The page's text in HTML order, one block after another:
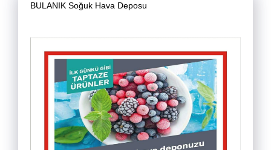
BULANIK Soğuk Hava Deposu